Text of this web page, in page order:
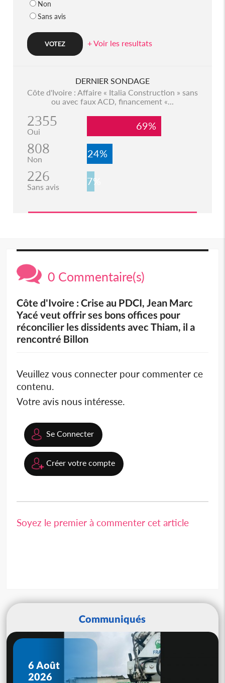
Non
Sans avis
+ Voir les resultats
DERNIER SONDAGE
Côte d'Ivoire : Affaire « Italia Construction » sans
ou avec faux ACD, financement «...
2355
Oui 69%
808
Non 24%
226
Sans avis 7%
0 Commentaire(s)
Côte d'Ivoire : Crise au PDCI, Jean Marc
Yacé veut offrir ses bons offices pour
réconcilier les dissidents avec Thiam, il a
rencontré Billon
Veuillez vous connecter pour commenter ce
contenu.
Votre avis nous intéresse.
Se Connecter
Créer votre compte
Soyez le premier à commenter cet article
Communiqués
6 Août
2026